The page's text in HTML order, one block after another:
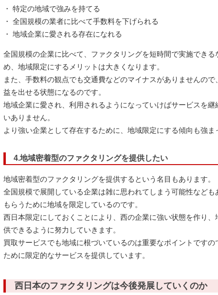
・ 特定の地域で強みを持てる
・ 全国規模の業者に比べて手数料を下げられる
・ 地域企業に愛される存在になれる
全国規模の企業に比べて、ファクタリングを短時間で実施でき
め、地域限定にするメリットは大きくなります。
また、手数料の観点でも交通費などのマイナスがありませんの
益を出せる状態になるのです。
地域企業に愛され、利用されるようになっていけばサービスを
いありません。
より強い企業として存在するために、地域限定にする傾向も強ま
4.地域密着型のファクタリングを提供したい
地域密着型のファクタリングを提供するという名目もあります。
全国規模で展開している企業は雑に思われてしまう可能性など
もらうために地域を限定しているのです。
西日本限定にしておくことにより、西の企業に強い状態を作り
供できるように努力していきます。
買取サービスでも地域に根づいているのは重要なポイントです
ために限定的なサービスを提供しています。
西日本のファクタリングは今後発展していくのか